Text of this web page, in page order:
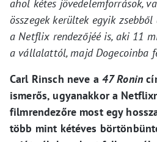
ahol kétes jövedelemforrások,
összegek kerültek egyik
a Netflix rendezőjéé is, aki 11
a vállalattól, majd Dogecoinba
Carl Rinsch neve a 47 Ronin
ismerős, ugyanakkor a
filmrendezőre most egy
több mint kétéves